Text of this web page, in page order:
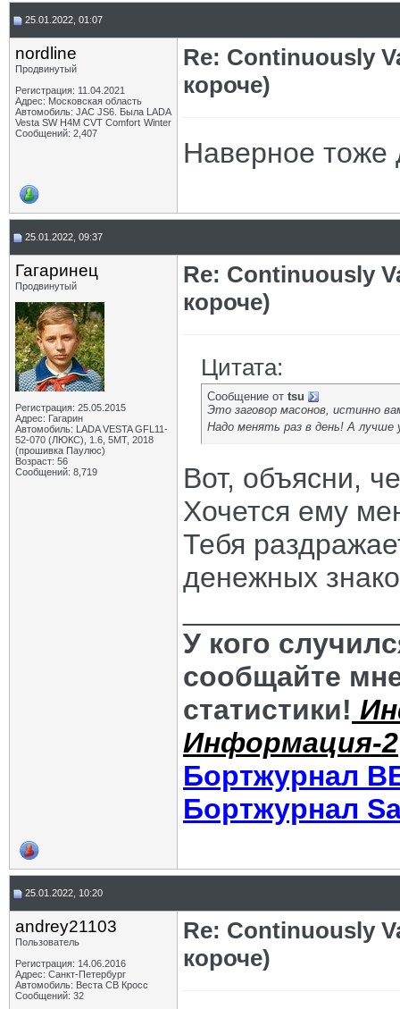
25.01.2022, 01:07
nordline
Продвинутый
Регистрация: 11.04.2021
Адрес: Московская область
Автомобиль: JAC JS6. Была LADA
Vesta SW H4M CVT Comfort Winter
Сообщений: 2,407
Re: Continuously
короче)
Наверное тоже
25.01.2022, 09:37
Гагаринец
Продвинутый
Регистрация: 25.05.2015
Адрес: Гагарин
Автомобиль: LADA VESTA GFL11-
52-070 (ЛЮКС), 1.6, 5МТ, 2018
(прошивка Паулюс)
Возраст: 56
Сообщений: 8,719
Re: Continuously
короче)
Цитата:
Сообщение от tsu
Это заговор масонов, истинно
Надо менять раз в день! А
Вот, объясни,
Хочется ему
Тебя
денежных
У кого
сообщайте
статистики!
Информация-2
Бортжурнал
Бортжурнал
25.01.2022, 10:20
andrey21103
Пользователь
Регистрация: 14.06.2016
Адрес: Санкт-Петербург
Автомобиль: Веста CВ Кросс
Сообщений: 32
Re: Continuously
короче)